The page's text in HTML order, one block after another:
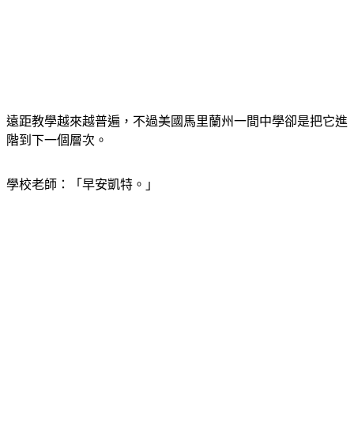
遠距教學越來越普遍，不過美國馬里蘭州一間中學卻是把它進
階到下一個層次。
學校老師：「早安凱特。」